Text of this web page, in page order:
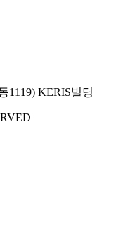
1119) KERIS빌딩